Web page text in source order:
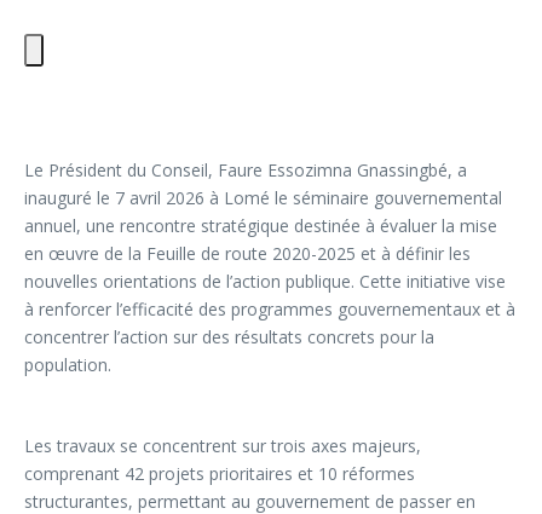
Le Président du Conseil, Faure Essozimna Gnassingbé, a
inauguré le 7 avril 2026 à Lomé le séminaire gouvernemental
annuel, une rencontre stratégique destinée à évaluer la mise
en œuvre de la Feuille de route 2020-2025 et à définir les
nouvelles orientations de l’action publique. Cette initiative vise
à renforcer l’efficacité des programmes gouvernementaux et à
concentrer l’action sur des résultats concrets pour la
population.
Les travaux se concentrent sur trois axes majeurs,
comprenant 42 projets prioritaires et 10 réformes
structurantes, permettant au gouvernement de passer en